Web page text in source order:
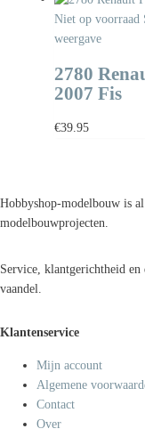
Niet op voorraad
weergave
2780
2007 Fis
€39.95
Hobbyshop-modelbouw is
modelbouwprojecten.
Service, klantgerichtheid en
vaandel.
Klantenservice
Mijn account
Algemene
Contact
Over